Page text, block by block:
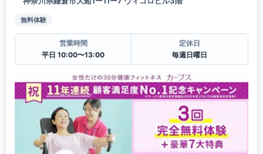
無料体験
営業時間
平日 10:00〜13:00
定休日
毎週日曜日